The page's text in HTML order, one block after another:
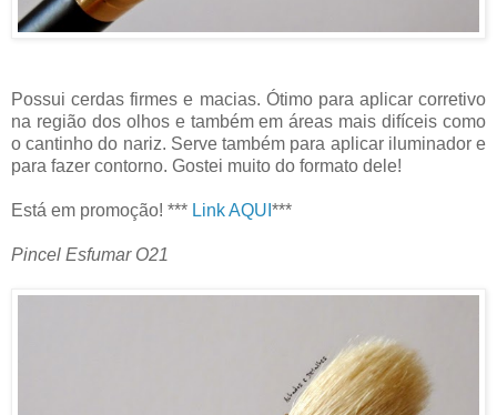
Possui cerdas firmes e macias. Ótimo para aplicar corretivo
na região dos olhos e também em áreas mais difíceis como
o cantinho do nariz. Serve também para aplicar iluminador e
para fazer contorno. Gostei muito do formato dele!
Está em promoção! *** Link AQUI ***
Pincel Esfumar O21